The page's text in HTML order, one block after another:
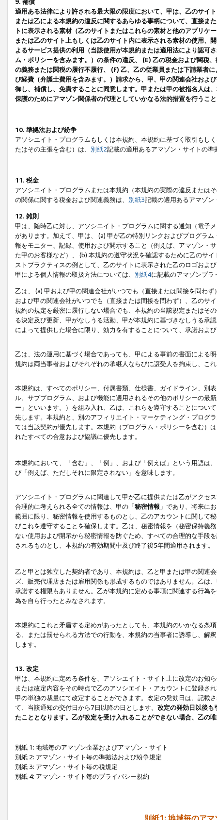
9. 補償
適用ある法律により許される最大限の限度において、甲は、乙のサイ
または乙による本規約の違反に関するあらゆる事柄について、直接ま
トに表示される素材（乙のサイトまたはこれらの素材と他のアプリ
または乙のサイト上もしくは乙のサイト内に表示される素材の使用、
よるサービス提供の利用（当該使用が本規約または適用法により認可
ム・ポリシーを含みます。）の条件の違反、 (E) 乙の税金および関税
の義務または関税の履行不履行、 (F) 乙、乙の従業員または下請業者
び経費（弁護士費用を含みます。）請求から、甲、甲の関連会社およ
御し、補償し、免責することに同意します。甲または甲の被指名人は
保護のためにアマゾン関係者の代理としていかなる法的措置を行うこ
10. 準拠法および紛争
アソシエイト・プログラムもしくは本規約、本規約に基づく取引もし
たはその主張を含む）は、 別紙2記載の適用あるアマゾン・サイトの
11. 税金
アソシエイト・プログラムまたは本規約（本規約の実際の違反または
の関係に関する税金および関連義務は、 別紙3記載の適用あるアマゾン
12. 雑則
甲は、随時乙に対し、アソシエイト・プログラムに関する通知（電子
があります。加えて、甲は、 (a) 甲が乙の特別リンクおよびプログラ
報をモニター、記録、使用および開示すること（例えば、アマゾン・
た甲のお客様など）、 (b) 本規約の遵守状況を確認するために乙のサ
ストプラクティスの例として、乙のサイトに表示された乙のロゴおよ
甲による個人情報の取扱方法については、 別紙4に記載のアマゾンプ
乙は、 (a) 甲および甲の関連会社がいつでも（直接または間接を問わ
および甲の関連会社がいつでも（直接または間接を問わず）、乙のサ
規約の規定を厳密に履行しない場合でも、本規約の当該規定またはそ
る決定及び更新、甲がなしうる活動、甲が本規約に基づきなしうる承
によって提供した場合に限り、効力を有することについて、承諾およ
乙は、法の運用に基づく場合であっても、甲による事前の書面による
規約は両当事者およびそれぞれの承継人ならびに譲受人を拘束し、こ
本規約は、すべてのポリシー、付属書類、仕様書、ガイドライン、別
ル、サブプログラム、および機能に適用されるその他のポリシーの最
ー 」といいます。）を組み入れ、乙は、これらを遵守することにつ
先します。本規約と、別のアフィリエイト・マーケティング・プログ
ては当該契約が優先します。本規約（プログラム・ポリシーを含む）
れたすべての合意および協議に優先します。
本規約において、「含む」、「例」、および「例えば」という用語は
び「例えば、ただしそれに限定されない」を意味します。
アソシエイト・プログラムに関連して甲が乙に提供または乙がアクセ
合理的に考えられる全ての情報は、甲の「秘密情報 」であり、将来に
範囲に限り、秘密情報を使用するものとし、乙のアカウントに関して
びこれを遵守することを確保します。乙は、秘密情報を（秘密保持義
ない使用および開示から秘密情報を防ぐため、すべての合理的な手段
されるものとし、本規約の有効期間中及び終了後5年間適用されます。
乙と甲とは独立した契約者であり、本規約は、乙と甲または甲の関連
ズ、販売代理店または雇用関係も形成するものではありません。乙は
承諾する権限もありません。乙が本規約に定める事項に関連する行為
為を自ら行ったとみなされます。
本規約にこれと矛盾する定めがあったとしても、本規約のいかなる条
る、または罰せられる方法での行動を、本規約の当事者に誘導し、解
します。
13. 改定
甲は、本規約に定める条件を、アソシエイト・サイト上に改定のお知
または改定内容をその時点で乙のアソシエイト・アカウントに登録さ
甲の単独の裁量にて改定することができます。改定の発効日は、記載
て、当該通知の交付日から7日以降の日とします。 改定の発効日以後も
たこととなります。乙が改定を受け入れることができない場合、乙の
別紙 1: 地域毎のアマゾン企業およびアマゾン・サイト
別紙 2: アマゾン・サイト毎の準拠法および紛争規定
別紙 3: アマゾン・サイト毎の税規定
別紙 4: アマゾン・サイト毎のプライバシー規約
別紙1: 地域毎のア